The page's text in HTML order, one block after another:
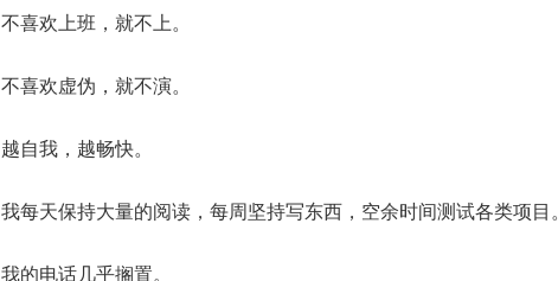
不喜欢上班，就不上。
不喜欢虚伪，就不演。
越自我，越畅快。
我每天保持大量的阅读，每周坚持写东西，空余时间测试各类项目。
我的电话几乎搁置。